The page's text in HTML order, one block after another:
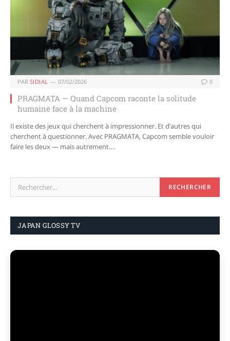
PAR SIDIAL 07/02/2026 0
PRAGMATA — Quand Capcom raconte la solitude
humaine face à la machine
Il existe des jeux qui cherchent à impressionner. Et d’autres qui
cherchent à questionner. Avec PRAGMATA, Capcom semble vouloir
faire les deux — mais autrement.…
JAPAN GLOSSY TV